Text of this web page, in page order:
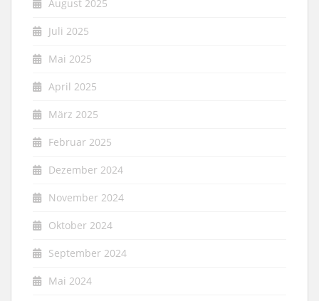
August 2025
Juli 2025
Mai 2025
April 2025
März 2025
Februar 2025
Dezember 2024
November 2024
Oktober 2024
September 2024
Mai 2024